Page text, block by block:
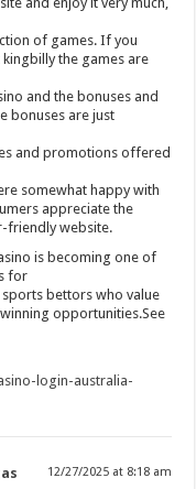
of games. If you
the games are
and the bonuses and
bonuses are just
and promotions offered
somewhat happy with
appreciate the
friendly website.
is becoming one of
for
bettors who value
opportunities.See
login-australia-
12/27/2025 at 8:18 am